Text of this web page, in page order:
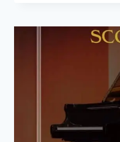
JOPLIN
ESTRELLAS